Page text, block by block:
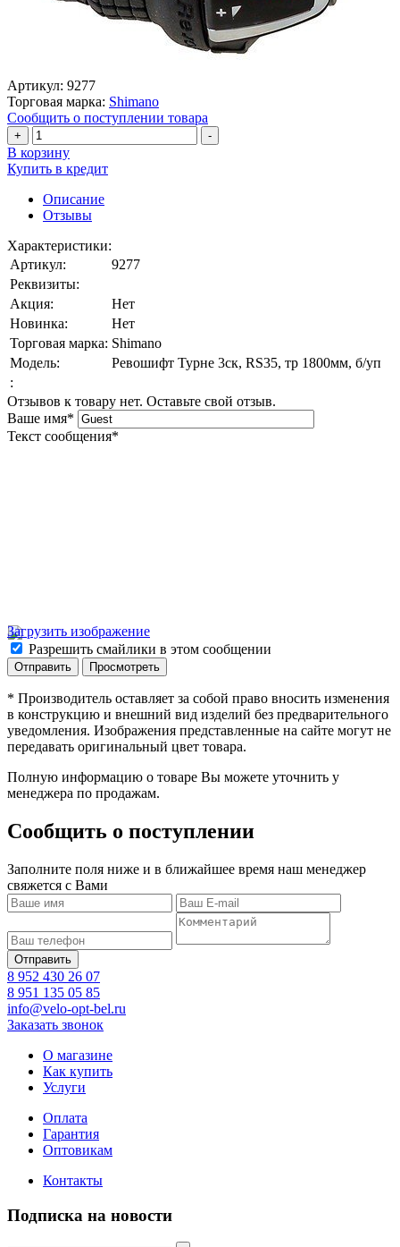
Артикул: 9277
Торговая марка: Shimano
Сообщить о поступлении товара
+ -
В корзину
Купить в кредит
Описание
Отзывы
Характеристики:
Артикул:
9277
Реквизиты:
Акция:
Нет
Новинка:
Нет
Торговая марка: Shimano
Модель:
Ревошифт Турне 3ск, RS35, тр 1800мм, б/уп
:
Отзывов к товару нет. Оставьте свой отзыв.
Ваше имя*
Текст сообщения*
Загрузить изображение
Разрешить смайлики в этом сообщении
* Производитель оставляет за собой право вносить изменения
в конструкцию и внешний вид изделий без предварительного
уведомления. Изображения представленные на сайте могут не
передавать оригинальный цвет товара.
Полную информацию о товаре Вы можете уточнить у
менеджера по продажам.
Сообщить о поступлении
Заполните поля ниже и в ближайшее время наш менеджер
свяжется с Вами
8 952 430 26 07
8 951 135 05 85
info@velo-opt-bel.ru
Заказать звонок
О магазине
Как купить
Услуги
Оплата
Гарантия
Оптовикам
Контакты
Подписка на новости